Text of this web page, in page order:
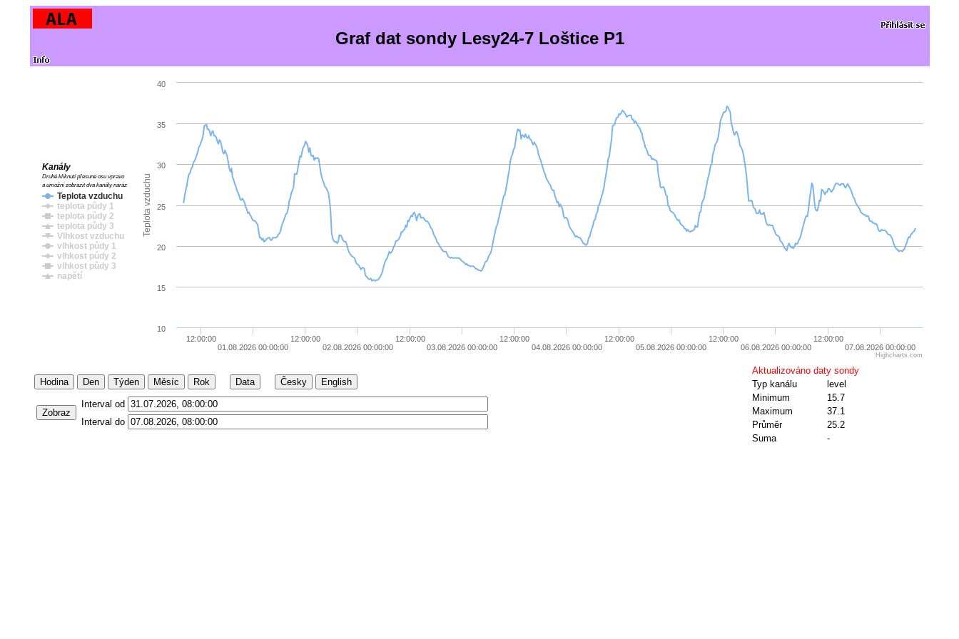
Graf dat sondy Lesy24-7 Loštice P1
Teplota vzduchu
Teplota vzduchu
teplota půdy 1
teplota půdy 2
teplota půdy 3
Vlhkost vzduchu
vlhkost půdy 1
vlhkost půdy 2
vlhkost půdy 3
napětí
Kanály
Druhé kliknutí přesune osu vpravo
a umožní zobrazit dva kanály naráz
12:00:00
01.08.2026 00:00:00
12:00:00
02.08.2026 00:00:00
12:00:00
03.08.2026 00:00:00
12:00:00
04.08.2026 00:00:00
12:00:00
05.08.2026 00:00:00
12:00:00
06.08.2026 00:00:00
12:00:00
07.08.2026 00:00:00
10
15
20
25
30
35
40
Highcharts.com
Hodina Den Týden Měsíc Rok Data Česky English
Zobraz
Interval od
Interval do
Aktualizováno daty sondy
Typ kanálu
level
Minimum
15.7
Maximum
37.1
Průměr
25.2
Suma
-